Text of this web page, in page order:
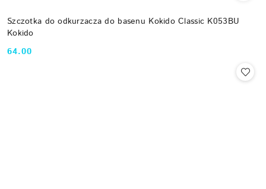
Szczotka do odkurzacza do basenu Kokido Classic K053BU
Kokido
Cena:
64.00